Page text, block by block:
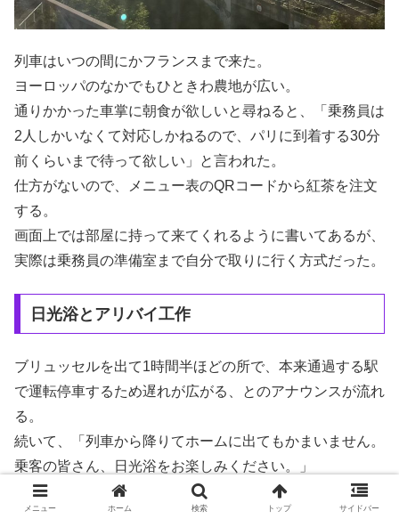
列車はいつの間にかフランスまで来た。
ヨーロッパのなかでもひときわ農地が広い。
通りかかった車掌に朝食が欲しいと尋ねると、「乗務員は
2人しかいなくて対応しかねるので、パリに到着する30分
前くらいまで待って欲しい」と言われた。
仕方がないので、メニュー表のQRコードから紅茶を注文
する。
画面上では部屋に持って来てくれるように書いてあるが、
実際は乗務員の準備室まで自分で取りに行く方式だった。
日光浴とアリバイ工作
ブリュッセルを出て1時間半ほどの所で、本来通過する駅
で運転停車するため遅れが広がる、とのアナウンスが流れ
る。
続いて、「列車から降りてホームに出てもかまいません。
乗客の皆さん、日光浴をお楽しみください。」
朝ラッシュも終わった田舎町の駅に、長大編成の列車が腰
メニュー ホーム 検索 トップ サイドバー